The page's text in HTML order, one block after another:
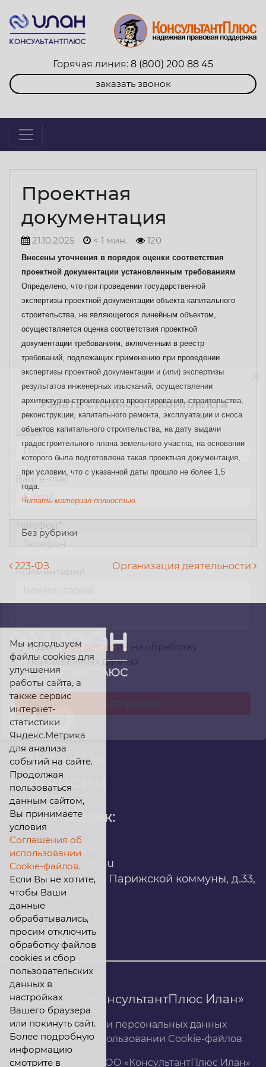
Горячая линия: 8 (800) 200 88 45
заказать звонок
Проектная
документация
21.10.2025 < 1 мин. 120
Внесены уточнения в порядок оценки соответствия
проектной документации установленным требованиям
Определено, что при проведении государственной
экспертизы проектной документации объекта капитального
строительства, не являющегося линейным объектом,
осуществляется оценка соответствия проектной
документации требованиям, включенным в реестр
требований, подлежащих применению при проведении
экспертизы проектной документации и (или) экспертизы
результатов инженерных изысканий, осуществлении
архитектурно-строительного проектирования, строительства,
реконструкции, капитального ремонта, эксплуатации и сноса
объектов капитального строительства, на дату выдачи
градостроительного плана земельного участка, на основании
которого была подготовлена такая проектная документация,
при условии, что с указанной даты прошло не более 1,5
года.
Читать материал полностью
Без рубрики
Навигация по записям
223-ФЗ Организация деятельности
Контакты
Вакансии
Офис продаж:
infomarket@ilan.su
г. Красноярск, ул. Парижской коммуны, д.33,
помещ. 302
ИНН: 2465263327
© 2026 ООО «КонсультантПлюс Илан»
Политика обработки персональных данных
Соглашение об использовании Cookie-файлов
Результаты СОУТ ООО «КонсультантПлюс Илан»
Узнать стоимость комплекта
Ваше имя*
Ваш e-mail
Телефон
Комментарий
Я даюсвое согласие на обработку
персональных данных
Мы используем
файлы cookies для
улучшения
работы сайта, а
также сервис
интернет-
статистики
Яндекс.Метрика
для анализа
событий на сайте.
Продолжая
пользоваться
данным сайтом,
Вы принимаете
условия
Соглашения об
использовании
Cookie-файлов.
Если Вы не хотите,
чтобы Ваши
данные
обрабатывались,
просим отключить
обработку файлов
cookies и сбор
пользовательских
данных в
настройках
Вашего браузера
или покинуть сайт.
Более подробную
информацию
смотрите в